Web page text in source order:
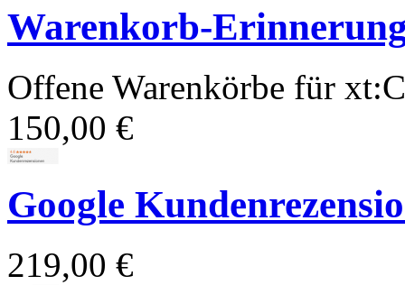
Warenkorb-
Offene Warenkörbe für
150,00 €
Google
219,00 €